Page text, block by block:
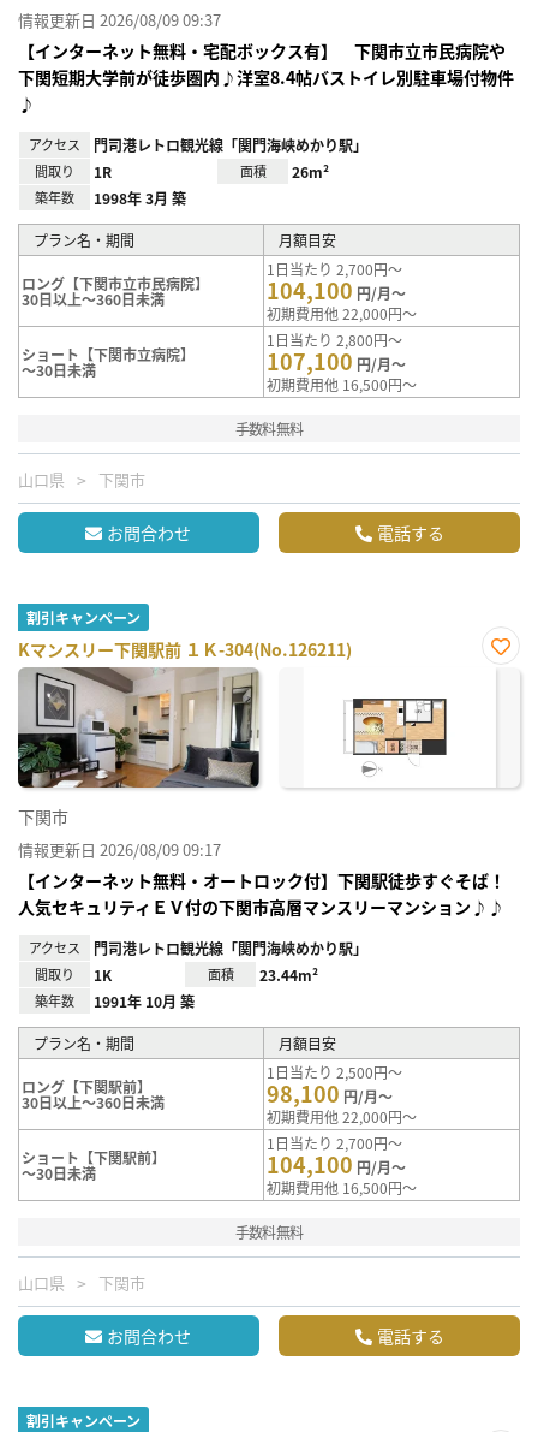
情報更新日 2026/08/09 09:37
【インターネット無料・宅配ボックス有】 下関市立市民病院や
下関短期大学前が徒歩圏内♪洋室8.4帖バストイレ別駐車場付物件
♪
アクセス 門司港レトロ観光線「関門海峡めかり駅」
間取り 1R 面積 26m²
築年数 1998年 3月 築
プラン名・期間 月額目安
ロング【下関市立市民病院】
30日以上～360日未満
1日当たり 2,700円～
104,100 円/月～
初期費用他 22,000円～
ショート【下関市立病院】
～30日未満
1日当たり 2,800円～
107,100 円/月～
初期費用他 16,500円～
手数料無料
山口県 下関市
お問合わせ 電話する
割引キャンペーン
Kマンスリー下関駅前 １Ｋ-304(No.126211)
お気
下関市
情報更新日 2026/08/09 09:17
【インターネット無料・オートロック付】下関駅徒歩すぐそば！
人気セキュリティＥＶ付の下関市高層マンスリーマンション♪♪
アクセス 門司港レトロ観光線「関門海峡めかり駅」
間取り 1K 面積 23.44m²
築年数 1991年 10月 築
プラン名・期間 月額目安
ロング【下関駅前】
30日以上～360日未満
1日当たり 2,500円～
98,100 円/月～
初期費用他 22,000円～
ショート【下関駅前】
～30日未満
1日当たり 2,700円～
104,100 円/月～
初期費用他 16,500円～
手数料無料
山口県 下関市
お問合わせ 電話する
割引キャンペーン